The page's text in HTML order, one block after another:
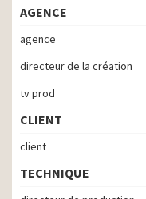
AGENCE
agence
directeur de la création
tv prod
CLIENT
client
TECHNIQUE